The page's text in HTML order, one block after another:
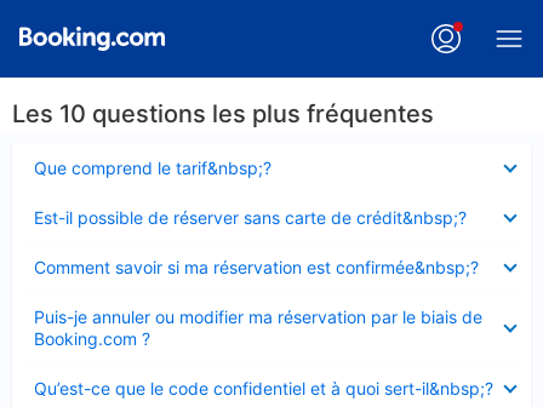
Les 10 questions les plus fréquentes
Que comprend le tarif&nbsp;?
fermé
Est-il possible de réserver sans carte de crédit&nbsp;?
fermé
Comment savoir si ma réservation est confirmée&nbsp;?
fermé
Puis-je annuler ou modifier ma réservation par le biais de
Booking.com ?
fermé
Qu’est-ce que le code confidentiel et à quoi sert-il&nbsp;?
fermé